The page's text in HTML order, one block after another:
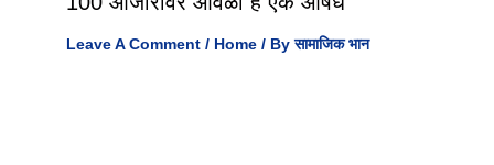
Leave A Comment / Home / Byसामाजिक भान